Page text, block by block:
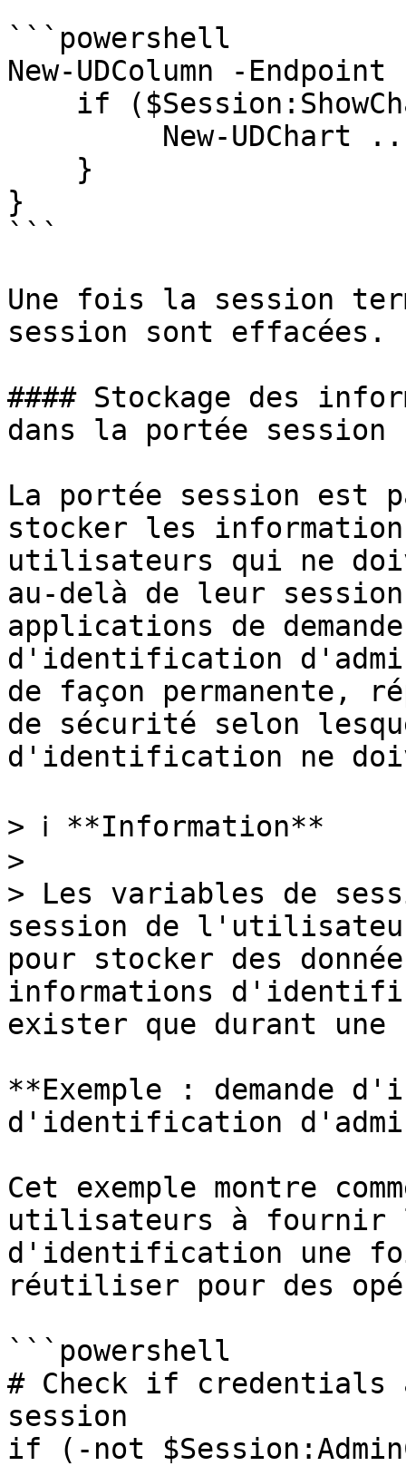
```powershell
New-UDColumn -
}
```
Une fois la session
session sont effacées.
#### Stockage des
dans la portée session
La portée session est
stocker les
utilisateurs qui ne
au-delà de leur
applications de
d'identification
de façon permanente,
de sécurité selon
d'identification ne
> ℹ️ **Information**
>
> Les variables de
session de
pour stocker des
informations
exister que durant
**Exemple : demande
d'identification
Cet exemple montre
utilisateurs à fournir
d'identification une
réutiliser pour des
```powershell
# Check if credentials
session
if (-not